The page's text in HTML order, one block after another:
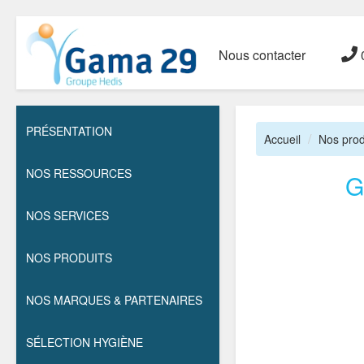
Nous contacter
PRÉSENTATION
NOS RESSOURCES
NOS SERVICES
NOS PRODUITS
NOS MARQUES & PARTENAIRES
SÉLECTION HYGIÈNE
Accueil Nos